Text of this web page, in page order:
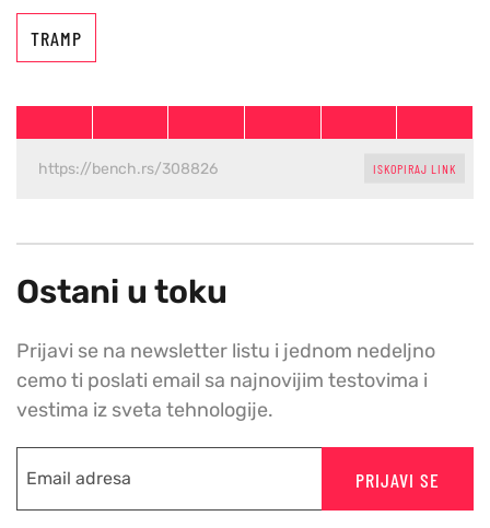
TRAMP
ISKOPIRAJ LINK
Ostani u toku
Prijavi se na newsletter listu i jednom nedeljno
cemo ti poslati email sa najnovijim testovima i
vestima iz sveta tehnologije.
PRIJAVI SE